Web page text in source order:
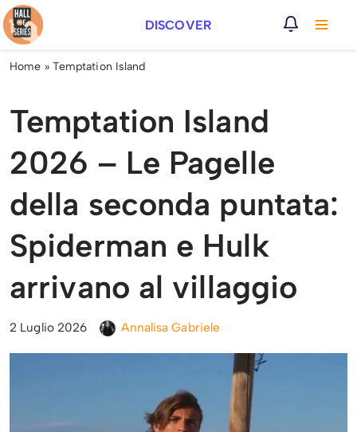
Vai
al
DISCOVER
Home » Temptation Island
Temptation Island
2026 – Le Pagelle
della seconda puntata:
Spiderman e Hulk
arrivano al villaggio
2 Luglio 2026 Annalisa Gabriele